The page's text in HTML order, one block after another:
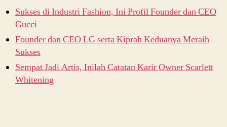
Sukses di Industri Fashion, Ini Profil Founder dan CEO
Gucci
Founder dan CEO LG serta Kiprah Keduanya Meraih
Sukses
Sempat Jadi Artis, Inilah Catatan Karir Owner Scarlett
Whitening